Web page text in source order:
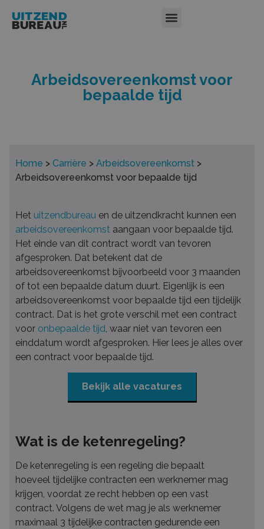
Arbeidsovereenkomst voor
bepaalde tijd
Home > Carrière > Arbeidsovereenkomst >
Arbeidsovereenkomst voor bepaalde tijd
Het uitzendbureau en de uitzendkracht kunnen een
arbeidsovereenkomst aangaan voor bepaalde tijd.
Het einde van dit contract wordt van tevoren
afgesproken. Dat betekent dat de
arbeidsovereenkomst bijvoorbeeld voor 3 maanden
of tot een bepaalde datum duurt. Eigenlijk is een
arbeidsovereenkomst voor bepaalde tijd een tijdelijk
contract. Dat is het grote verschil met een contract
voor onbepaalde tijd, waar niet van tevoren een
einddatum wordt afgesproken. Hier lees je alles over
een contract voor bepaalde tijd.
Bekijk alle vacatures
Wat is de ketenregeling?
De ketenregeling is een regeling die bepaalt
hoeveel tijdelijke contracten een werknemer mag
krijgen, voordat ze recht hebben op een vast
contract. Volgens de wet mag je als werknemer
maximaal 3 tijdelijke contracten gedurende een